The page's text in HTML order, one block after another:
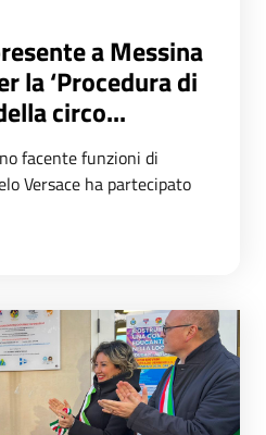
a Messina
la ‘Procedura di
circo...
facente funzioni di
Versace ha partecipato